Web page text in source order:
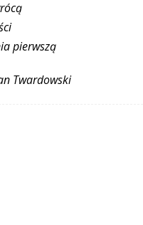
pierwszą
Twardowski